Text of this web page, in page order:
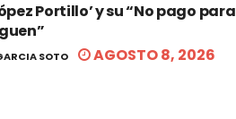
Portillo’ y su “No pago para
SOTO AGOSTO 8, 2026